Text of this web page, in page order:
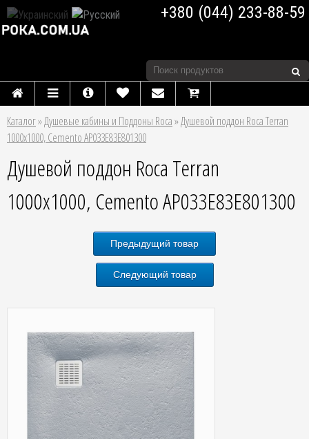
+380 (044) 233-88-59
Каталог»Душевые кабины и Поддоны Roca»Душевой поддон Roca Terran
1000х1000, Cemento AP033E83E801300
Душевой поддон Roca Terran
1000х1000, Cemento AP033E83E801300
Предыдущий товар
Следующий товар